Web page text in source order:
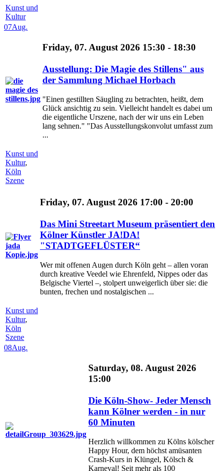
Kunst und
Kultur
07Aug.
Friday, 07. August 2026 15:30 - 18:30
Ausstellung: Die Magie des Stillens" aus
der Sammlung Michael Horbach
"Einen gestillten Säugling zu betrachten, heißt, dem
Glück ansichtig zu sein. Vielleicht handelt es dabei um
die eigentliche Urszene, nach der wir uns ein Leben
lang sehnen." "Das Ausstellungskonvolut umfasst zum
...
Kunst und
Kultur,
Köln
Szene
Friday, 07. August 2026 17:00 - 20:00
Das Mini Streetart Museum präsentiert den
Kölner Künstler JA!DA!
"STADTGEFLÜSTER“
Wer mit offenen Augen durch Köln geht – allen voran
durch kreative Veedel wie Ehrenfeld, Nippes oder das
Belgische Viertel –, stolpert unweigerlich über sie: die
bunten, frechen und nostalgischen ...
Kunst und
Kultur,
Köln
Szene
08Aug.
Saturday, 08. August 2026
15:00
Die Köln-Show- Jeder Mensch
kann Kölner werden - in nur
60 Minuten
Herzlich willkommen zu Kölns kölscher
Happy Hour, dem höchst amüsanten
Crash-Kurs in Klüngel, Kölsch &
Karneval! Seit mehr als 100